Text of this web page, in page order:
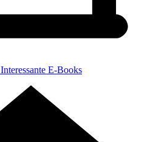
Interessante E-Books